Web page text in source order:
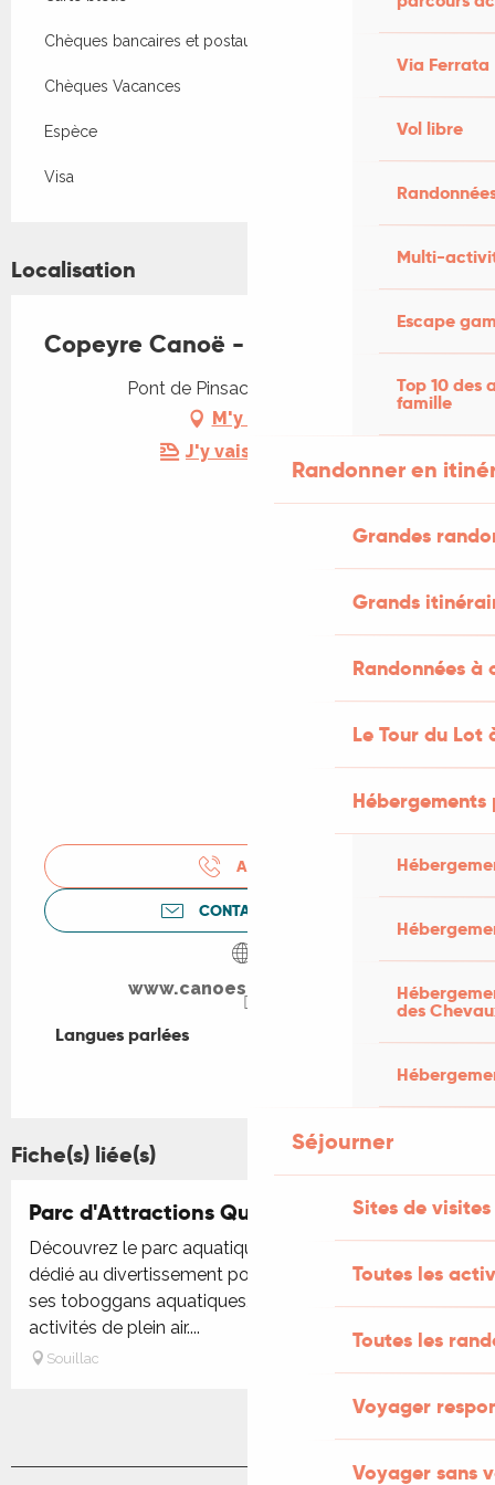
Via Ferrata
Vol libre
Multi-
Escape
Top 10 des
famille
Randonner en
Grandes
Grands
Randonnées
Le Tour du Lot
des
Séjourner
Sites de visites
Toutes les
Toutes les
Voyager
Voyager sans
Chèques bancaires et postaux
Chèques Vacances
Espèce
Visa
Localisation
Copeyre Canoë - Base de Pinsac
Pont de Pinsac, 46200 Pinsac
M'y rendre
J'y vais en train !
APPELER
CONTACTEZ-NOUS
www.canoes-dordogne.fr
Langues parlées
Langues parlées
Fiche(s) liée(s)
Parc d'Attractions Quercyland
Découvrez le parc aquatique Quercyland, un espace
dédié au divertissement pour toute la famille avec
ses toboggans aquatiques, piscines et nombreuses
activités de plein air....
Souillac